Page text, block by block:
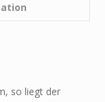
so liegt der